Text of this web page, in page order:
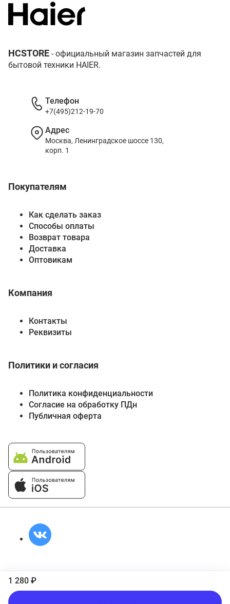
1 280 ₽
HCSTORE - официальный магазин запчастей для
бытовой техники HAIER.
Покупателям
Как сделать заказ
Способы оплаты
Возврат товара
Доставка
Оптовикам
Компания
Контакты
Реквизиты
Политики и согласия
Политика конфиденциальности
Согласие на обработку ПДн
Публичная оферта
Телефон
+7(495)212-19-70
Адрес
Москва, Ленинградское шоссе 130,
корп. 1